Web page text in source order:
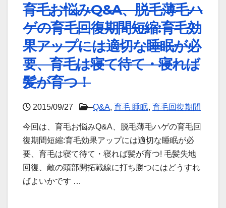
育毛お悩みQ&A、脱毛薄毛ハ
ゲの育毛回復期間短縮:育毛効
果アップには適切な睡眠が必
要、育毛は寝て待て・寝れば
髪が育つ！
2015/09/27 –Q&A, 育毛 睡眠, 育毛回復期間
今回は、育毛お悩みQ&A、脱毛薄毛ハゲの育毛回
復期間短縮:育毛効果アップには適切な睡眠が必
要、育毛は寝て待て・寝れば髪が育つ! 毛髪失地
回復、敵の頭部開拓戦線に打ち勝つにはどうすれ
ばよいかです …